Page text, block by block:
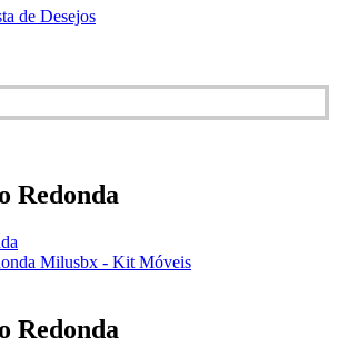
de Desejos
Redonda
Redonda